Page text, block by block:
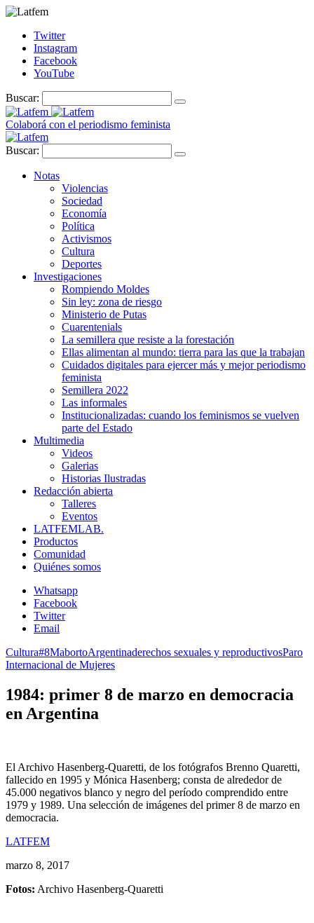
Twitter
Instagram
Facebook
YouTube
Buscar:
Colaborá con el periodismo feminista
Buscar:
Notas
Violencias
Sociedad
Economía
Política
Activismos
Cultura
Deportes
Investigaciones
Rompiendo Moldes
Sin ley: zona de riesgo
Ministerio de Putas
Cuarentenials
La semillera que resiste a la forestación
Ellas alimentan al mundo: tierra para las que la trabajan
Cuidados digitales para ejercer más y mejor periodismo
feminista
Semillera 2022
Las informales
Institucionalizadas: cuando los feminismos se vuelven
parte del Estado
Multimedia
Videos
Galerias
Historias Ilustradas
Redacción abierta
Talleres
Eventos
LATFEMLAB.
Productos
Comunidad
Quiénes somos
Whatsapp
Facebook
Twitter
Email
Cultura#8MabortoArgentinaderechos sexuales y reproductivosParo
Internacional de Mujeres
1984: primer 8 de marzo en democracia
en Argentina
El Archivo Hasenberg-Quaretti, de los fotógrafos Brenno Quaretti,
fallecido en 1995 y Mónica Hasenberg; consta de alrededor de
45.000 negativos blanco y negro del período comprendido entre
1979 y 1989. Una selección de imágenes del primer 8 de marzo en
democracia.
LATFEM
marzo 8, 2017
Fotos: Archivo Hasenberg-Quaretti